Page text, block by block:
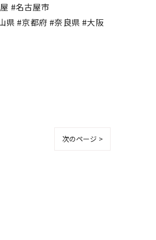
#名古屋市
県 #京都府 #奈良県 #大阪
次のページ >